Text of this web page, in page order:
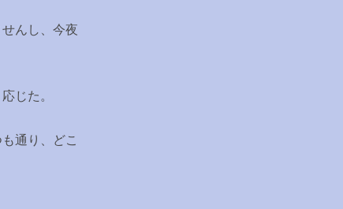
んし、今夜
じた。
通り、どこ